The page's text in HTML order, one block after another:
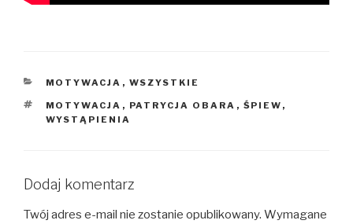
KATEGORIE
MOTYWACJA , WSZYSTKIE
TAGI
MOTYWACJA , PATRYCJA OBARA , ŚPIEW ,
WYSTĄPIENIA
Dodaj komentarz
Twój adres e-mail nie zostanie opublikowany. Wymagane